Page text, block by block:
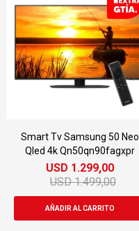
Smart Tv Samsung 50 Neo
Qled 4k Qn50qn90fagxpr
USD 1.299,00
USD 1.499,00